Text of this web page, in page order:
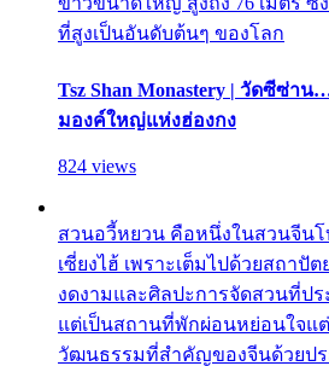
ที่สูงเป็นอันดับต้นๆ ของโลก
Tsz Shan Monastery | วัดซีซ่า
มองค์ใหญ่แห่งฮ่องกง
824 views
สวนอวี้หยวน คือหนึ่งในสวนจีน
เซี่ยงไฮ้ เพราะเต็มไปด้วยสถา
งดงามและศิลปะการจัดสวนที่ป
แต่เป็นสถานที่พักผ่อนหย่อนใจแ
วัฒนธรรมที่สำคัญของจีนด้วยป